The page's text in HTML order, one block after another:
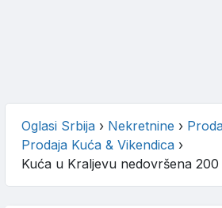
Oglasi Srbija › Nekretnine ›
Prodaja Kuća & Vikendica ›
Kuća u Kraljevu nedovršena 200